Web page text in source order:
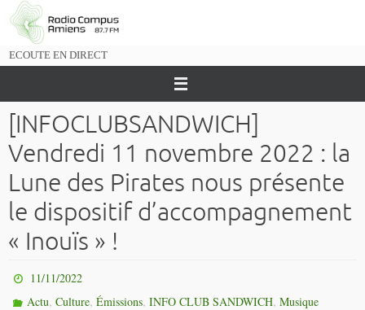
Passer
vers
ECOUTE EN DIRECT
[INFOCLUBSANDWICH]
Vendredi 11 novembre 2022 : la
Lune des Pirates nous présente
le dispositif d’accompagnement
« Inouïs » !
11/11/2022
Actu,Culture,Émissions,INFO CLUB SANDWICH,Musique